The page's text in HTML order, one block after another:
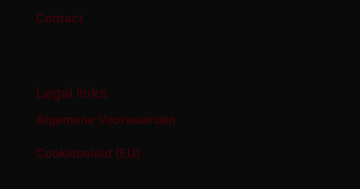
Contact
Legal links
Algemene Voorwaarden
Cookiebeleid (EU)